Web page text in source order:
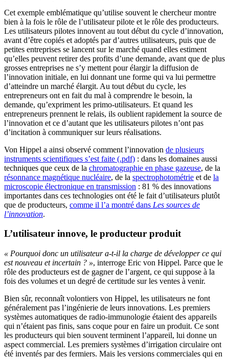
Cet exemple emblématique qu’utilise souvent le chercheur montre
bien à la fois le rôle de l’utilisateur pilote et le rôle des producteurs.
Les utilisateurs pilotes innovent au tout début du cycle d’innovation,
avant d’être copiés et adoptés par d’autres utilisateurs, puis que de
petites entreprises se lancent sur le marché quand elles estiment
qu’elles peuvent retirer des profits d’une demande, avant que de plus
grosses entreprises ne s’y mettent pour élargir la diffusion de
l’innovation initiale, en lui donnant une forme qui va lui permettre
d’atteindre un marché élargit. Au tout début du cycle, les
entrepreneurs ont en fait du mal à comprendre le besoin, la
demande, qu’expriment les primo-utilisateurs. Et quand les
entrepreneurs prennent le relais, ils oublient rapidement la source de
l’innovation et ce d’autant que les utilisateurs pilotes n’ont pas
d’incitation à communiquer sur leurs réalisations.
Von Hippel a ainsi observé comment l’innovation de plusieurs
instruments scientifiques s’est faite (.pdf) : dans les domaines aussi
techniques que ceux de la chromatographie en phase gazeuse, de la
résonnance magnétique nucléaire, de la spectrophotométrie et de la
microscopie électronique en transmission : 81 % des innovations
importantes dans ces technologies ont été le fait d’utilisateurs plutôt
que de producteurs, comme il l’a montré dans Les sources de
l’innovation.
L’utilisateur innove, le producteur produit
« Pourquoi donc un utilisateur a-t-il la charge de développer ce qui
est nouveau et incertain ? », interroge Eric von Hippel. Parce que le
rôle des producteurs est de gagner de l’argent, ce qui suppose à la
fois des volumes et un degré de certitude sur les ventes à venir.
Bien sûr, reconnaît volontiers von Hippel, les utilisateurs ne font
généralement pas l’ingénierie de leurs innovations. Les premiers
systèmes automatiques de radio-immunologie étaient des appareils
qui n’étaient pas finis, sans coque pour en faire un produit. Ce sont
les producteurs qui bien souvent terminent l’appareil, lui donne un
aspect commercial. Les premiers systèmes d’irrigation circulaire ont
été inventés par des fermiers. Mais les versions commerciales qui en